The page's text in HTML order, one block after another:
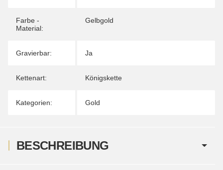
Farbe -
Material:
Gelbgold
Gravierbar: Ja
Kettenart: Königskette
Kategorien: Gold
BESCHREIBUNG